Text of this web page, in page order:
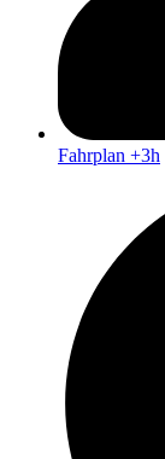
Fahrplan +3h